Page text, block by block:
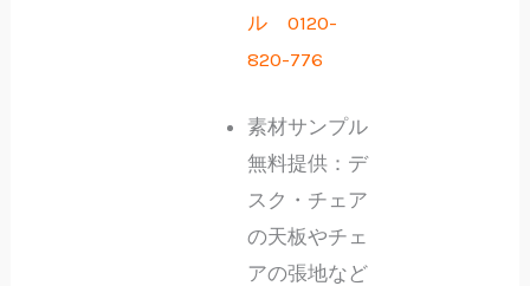
ル 0120-
820-776
素材サンプル
無料提供：デ
スク・チェア
の天板やチェ
アの張地など